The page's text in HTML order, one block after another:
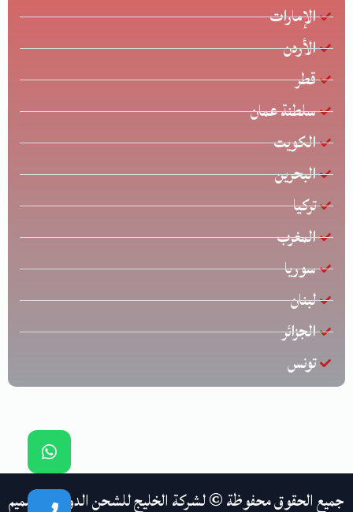
الإمارات
الأردن
قطر
سلطنة عمان
الكويت
البحرين
تركيا
المغرب
سوريا
لبنان
الجزائر
تونس
جميع الحقوق محفوظة © لشركة الخليج للشحن الدولي | تصميم